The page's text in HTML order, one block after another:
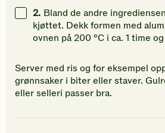
2. Bland de andre
kjøttet. Dekk formen med
ovnen på 200 °C i ca. 1 time
Server med ris og for eksempel
grønnsaker i biter eller staver.
eller selleri passer bra.